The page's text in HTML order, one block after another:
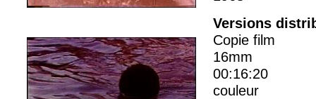
Versions
Copie film
16mm
00:16:20
couleur